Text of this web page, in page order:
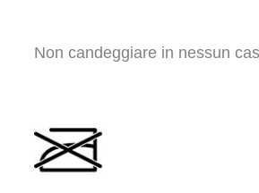
Non candeggiare in nessun